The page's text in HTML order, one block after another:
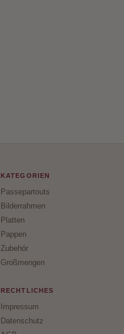
KATEGORIEN
Passepartouts
Bilderrahmen
Platten
Pappen
Zubehör
Großmengen
RECHTLICHES
Impressum
Datenschutz